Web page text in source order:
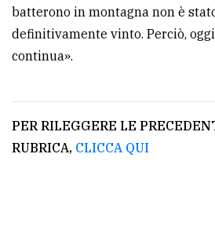
batterono in montagna non è
definitivamente vinto. Perciò,
continua».
PER RILEGGERE LE
RUBRICA, CLICCA QUI